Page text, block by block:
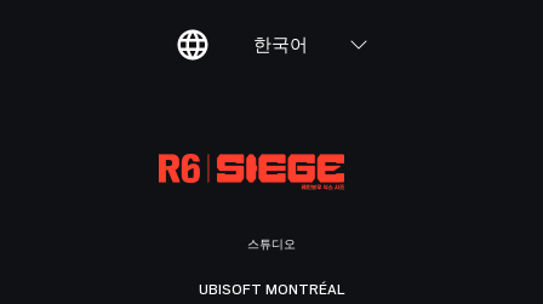
한국어
스튜디오
UBISOFT MONTRÉAL